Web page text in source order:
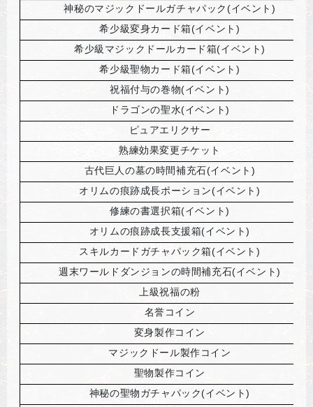
神秘のマジックドールガチャパック(イベント)
希少級変身カード箱(イベント)
希少級マジックドールカード箱(イベント)
希少級聖物カード箱(イベント)
祝福付与の巻物(イベント)
ドラゴンの聖水(イベント)
ピュアエリクサー
熟練効果変更チケット
古代巨人の墓の時間補充石(イベント)
オリムの痕跡成長ポーション(イベント)
修練の書選択箱(イベント)
オリムの痕跡成長支援箱(イベント)
スキルカードガチャパック箱(イベント)
週末ワールドダンジョンの時間補充石(イベント)
上級祝福の粉
名誉コイン
変身製作コイン
マジックドール製作コイン
聖物製作コイン
神秘の聖物ガチャパック(イベント)